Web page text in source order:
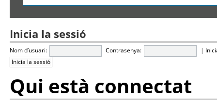
Inicia la sessió
Nom d’usuari: Contrasenya: |
Qui està connectat